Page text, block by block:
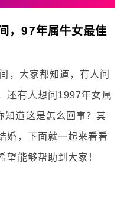
，97年属牛女最佳
，大家都知道，有人问
还有人想问1997年女属
知道这是怎么回事？其
婚，下面就一起来看看
望能够帮助到大家！